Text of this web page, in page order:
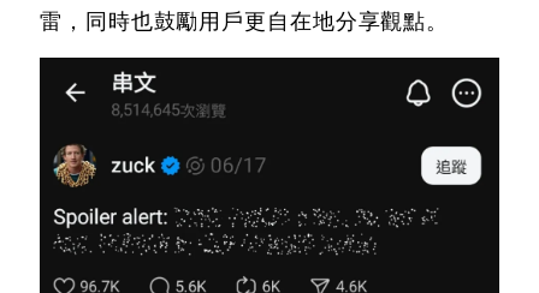
雷，同時也鼓勵用戶更自在地分享觀點。